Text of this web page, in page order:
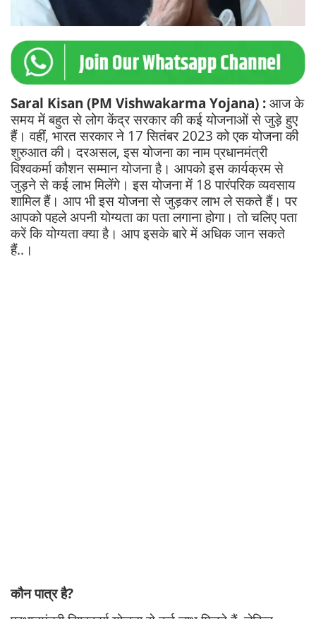
Saral Kisan (PM Vishwakarma Yojana) :आज के
समय में बहुत से लोग केंद्र सरकार की कई योजनाओं से जुड़े हुए
हैं। वहीं, भारत सरकार ने 17 सितंबर 2023 को एक योजना की
शुरुआत की। दरअसल, इस योजना का नाम प्रधानमंत्री
विश्वकर्मा कौशन सम्मान योजना है। आपको इस कार्यक्रम से
जुड़ने से कई लाभ मिलेंगे। इस योजना में 18 पारंपरिक व्यवसाय
शामिल हैं। आप भी इस योजना से जुड़कर लाभ ले सकते हैं। पर
आपको पहले अपनी योग्यता का पता लगाना होगा। तो चलिए पता
करें कि योग्यता क्या है। आप इसके बारे में अधिक जान सकते
हैं..।
कौन पात्र है?